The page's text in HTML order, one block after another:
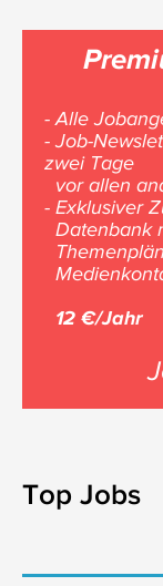
- Alle
- Job-
zwei Tage
vor allen
- Exklusiver
Datenbank
12 €/Jahr
Top Jobs